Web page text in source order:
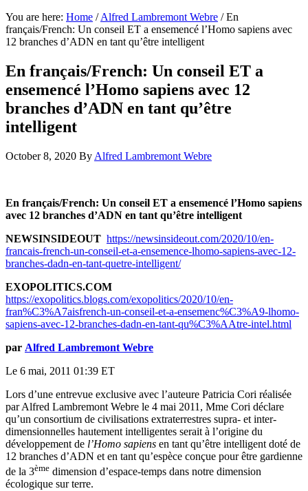
You are here: Home / Alfred Lambremont Webre /En
français/French: Un conseil ET a ensemencé l’Homo sapiens avec
12 branches d’ADN en tant qu’être intelligent
En français/French: Un conseil ET a
ensemencé l’Homo sapiens avec 12
branches d’ADN en tant qu’être
intelligent
October 8, 2020 By Alfred Lambremont Webre
En français/French: Un conseil ET a ensemencé l’Homo sapiens
avec 12 branches d’ADN en tant qu’être intelligent
NEWSINSIDEOUT https://newsinsideout.com/2020/10/en-
francais-french-un-conseil-et-a-ensemence-lhomo-sapiens-avec-12-
branches-dadn-en-tant-quetre-intelligent/
EXOPOLITICS.COM
https://exopolitics.blogs.com/exopolitics/2020/10/en-
fran%C3%A7aisfrench-un-conseil-et-a-ensemenc%C3%A9-lhomo-
sapiens-avec-12-branches-dadn-en-tant-qu%C3%AAtre-intel.html
par Alfred Lambremont Webre
Le 6 mai, 2011 01:39 ET
Lors d’une entrevue exclusive avec l’auteure Patricia Cori réalisée
par Alfred Lambremont Webre le 4 mai 2011, Mme Cori déclare
qu’un consortium de civilisations extraterrestres supra- et inter-
dimensionnelles hautement intelligentes serait à l’origine du
développement de l’Homo sapiens en tant qu’être intelligent doté de
12 branches d’ADN et en tant qu’espèce conçue pour être gardienne
de la 3ème dimension d’espace-temps dans notre dimension
écologique sur terre.